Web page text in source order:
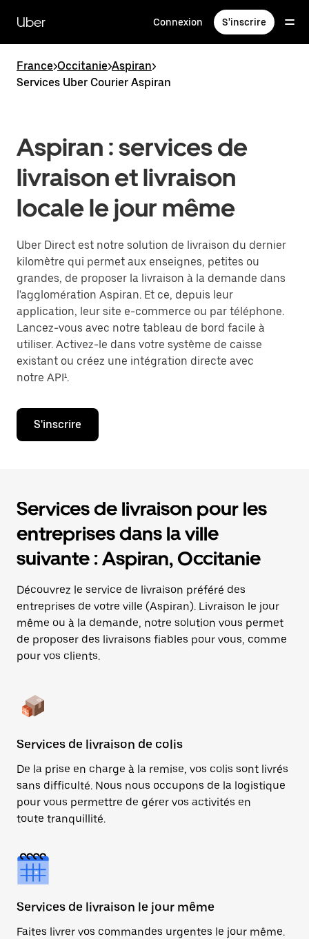
contenu
principal
Uber Connexion S'inscrire
France>Occitanie>Aspiran>
Services Uber Courier Aspiran
Aspiran : services de
livraison et livraison
locale le jour même
Uber Direct est notre solution de livraison du dernier
kilomètre qui permet aux enseignes, petites ou
grandes, de proposer la livraison à la demande dans
l'agglomération Aspiran. Et ce, depuis leur
application, leur site e-commerce ou par téléphone.
Lancez-vous avec notre tableau de bord facile à
utiliser. Activez-le dans votre système de caisse
existant ou créez une intégration directe avec
notre API¹.
S'inscrire
Services de livraison pour les
entreprises dans la ville
suivante : Aspiran, Occitanie
Découvrez le service de livraison préféré des
entreprises de votre ville (Aspiran). Livraison le jour
même ou à la demande, notre solution vous permet
de proposer des livraisons fiables pour vous, comme
pour vos clients.
Services de livraison de colis
De la prise en charge à la remise, vos colis sont livrés
sans difficulté. Nous nous occupons de la logistique
pour vous permettre de gérer vos activités en
toute tranquillité.
Services de livraison le jour même
Faites livrer vos commandes urgentes le jour même.